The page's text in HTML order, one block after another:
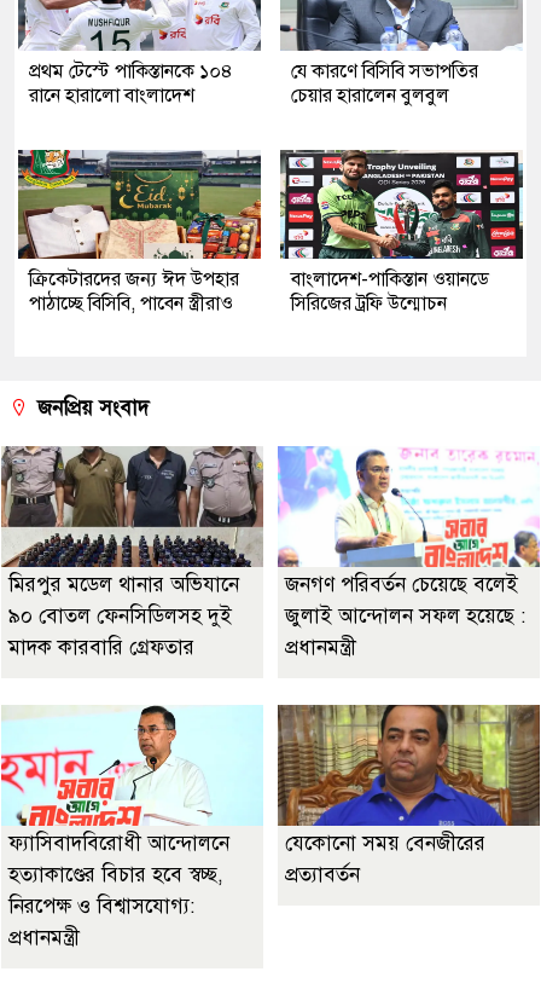
প্রথম টেস্টে পাকিস্তানকে ১০৪
রানে হারালো বাংলাদেশ
যে কারণে বিসিবি সভাপতির
চেয়ার হারালেন বুলবুল
ক্রিকেটারদের জন্য ঈদ উপহার
পাঠাচ্ছে বিসিবি, পাবেন স্ত্রীরাও
বাংলাদেশ-পাকিস্তান ওয়ানডে
সিরিজের ট্রফি উন্মোচন
জনপ্রিয় সংবাদ
মিরপুর মডেল থানার অভিযানে
৯০ বোতল ফেনসিডিলসহ দুই
মাদক কারবারি গ্রেফতার
জনগণ পরিবর্তন চেয়েছে বলেই
জুলাই আন্দোলন সফল হয়েছে :
প্রধানমন্ত্রী
ফ্যাসিবাদবিরোধী আন্দোলনে
হত্যাকাণ্ডের বিচার হবে স্বচ্ছ,
নিরপেক্ষ ও বিশ্বাসযোগ্য:
প্রধানমন্ত্রী
যেকোনো সময় বেনজীরের
প্রত্যাবর্তন